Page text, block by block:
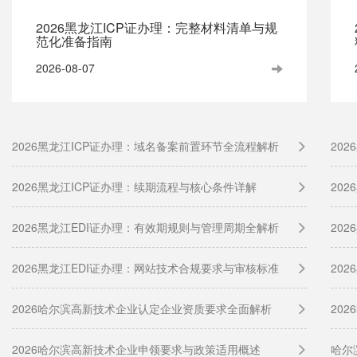
2026黑龙江ICP证办理：完整材料清单与规
范化准备指南
2026-08-07
2026黑龙江ICP证办理：域名备案前置环节全流程解析
2026黑龙江ICP证办理：续期流程与核心条件详解
2026黑龙江EDI证办理：有效期规则与管理周期全解析
2026黑龙江EDI证办理：网站技术合规要求与审核标准
2026哈尔滨高新技术企业认定企业资质要求全面解析
2026哈尔滨高新技术企业申领要求与政策适用概述 哈尔